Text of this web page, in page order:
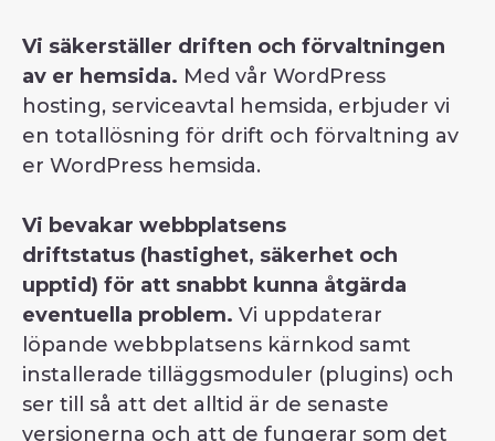
Vi säkerställer driften och förvaltningen
av er hemsida. Med vår WordPress
hosting, serviceavtal hemsida, erbjuder vi
en totallösning för drift och förvaltning av
er WordPress hemsida.
Vi bevakar webbplatsens
driftstatus (hastighet, säkerhet och
upptid) för att snabbt kunna åtgärda
eventuella problem. Vi uppdaterar
löpande webbplatsens kärnkod samt
installerade tilläggsmoduler (plugins) och
ser till så att det alltid är de senaste
versionerna och att de fungerar som det